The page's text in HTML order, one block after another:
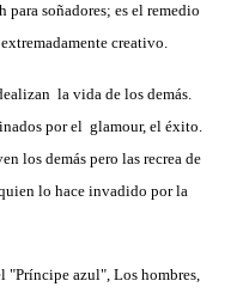
soñadores; es el remedio
creativo.
la vida de los demás.
por el glamour, el éxito.
los demás pero las recrea de
lo hace invadido por la
"Príncipe azul", Los hombres,